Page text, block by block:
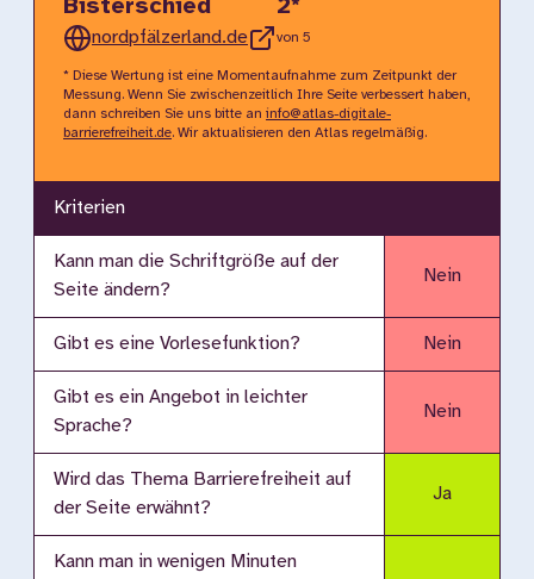
Bisterschied
nordpfälzerland.de
2*
von 5
* Diese Wertung ist eine Momentaufnahme zum Zeitpunkt der
Messung. Wenn Sie zwischenzeitlich Ihre Seite verbessert haben,
dann schreiben Sie uns bitte an info@atlas-digitale-
barrierefreiheit.de. Wir aktualisieren den Atlas regelmäßig.
Kriterien
Kann man die Schriftgröße auf der
Seite ändern?
Nein
Gibt es eine Vorlesefunktion? Nein
Gibt es ein Angebot in leichter
Sprache?
Nein
Wird das Thema Barrierefreiheit auf
der Seite erwähnt?
Ja
Kann man in wenigen Minuten